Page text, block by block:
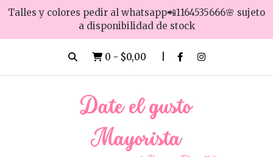
Talles y colores pedir al whatsapp📲1164535666🌸 sujeto
a disponibilidad de stock
0 - $0,00